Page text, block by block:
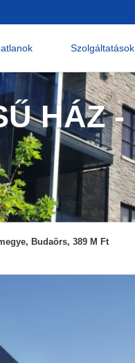
Szolgáltatások
HÁZ -
Budaörs, 389 M Ft